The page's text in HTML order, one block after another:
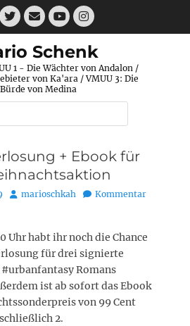
Twitter
E-
MailYouTube
Instagram
Schenk
1 - Die Wächter von Andalon /
von Ka'ara / VMUU 3: Die
Bürde von Medina
+ Ebook für
Autormarioschkah
Kommentar
Uhr habt ihr noch die Chance
für drei signierte
Romans
ist ab sofort das Ebook
von 99 Cent
2.